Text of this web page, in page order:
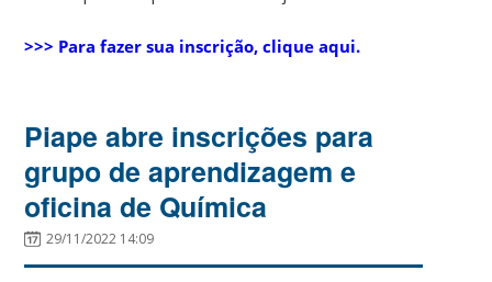
>>> Para fazer sua inscrição, clique aqui.
Piape abre inscrições para
grupo de aprendizagem e
oficina de Química
29/11/2022 14:09